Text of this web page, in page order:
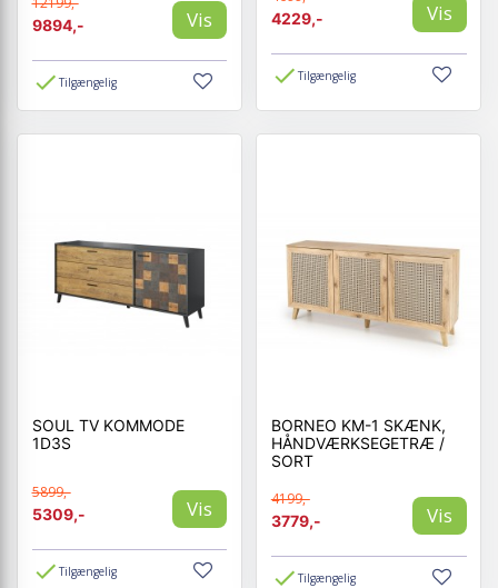
9894,-
Vis
Tilgængelig
4229,-
Vis
Tilgængelig
SOUL TV KOMMODE
1D3S
5899,-
5309,-
Vis
Tilgængelig
BORNEO KM-1 SKÆNK,
HÅNDVÆRKSEGETRÆ /
SORT
4199,-
3779,-
Vis
Tilgængelig